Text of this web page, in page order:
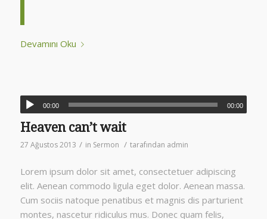
Devamını Oku
00:00 00:00
Heaven can’t wait
27 Ağustos 2013 / in Sermon / tarafından admin
Lorem ipsum dolor sit amet, consectetuer adipiscing
elit. Aenean commodo ligula eget dolor. Aenean massa.
Cum sociis natoque penatibus et magnis dis parturient
montes, nascetur ridiculus mus. Donec quam felis,